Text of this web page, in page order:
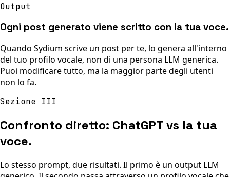
Output
Ogni post generato viene scritto con la tua voce.
Quando Sydium scrive un post per te, lo genera all'interno
del tuo profilo vocale, non di una persona LLM generica.
Puoi modificare tutto, ma la maggior parte degli utenti
non lo fa.
Sezione III
Confronto diretto: ChatGPT vs la tua
voce.
Lo stesso prompt, due risultati. Il primo è un output LLM